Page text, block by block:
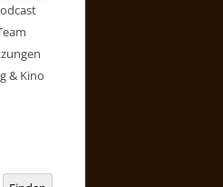
& Kino